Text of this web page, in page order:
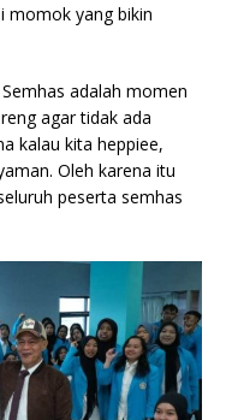
momok yang bikin
adalah momen
agar tidak ada
kalau kita heppiee,
Oleh karena itu
peserta semhas